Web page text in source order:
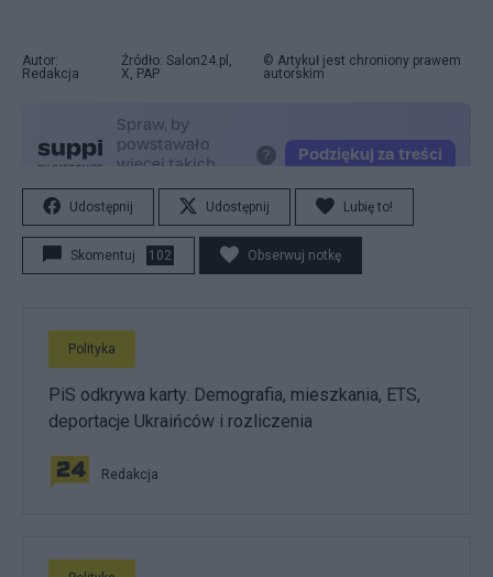
Autor:
Redakcja
Źródło: Salon24.pl,
X, PAP
© Artykuł jest chroniony prawem
autorskim
Udostępnij Udostępnij Lubię to!
Skomentuj 102 Obserwuj notkę
Polityka
PiS odkrywa karty. Demografia, mieszkania, ETS,
deportacje Ukraińców i rozliczenia
Redakcja